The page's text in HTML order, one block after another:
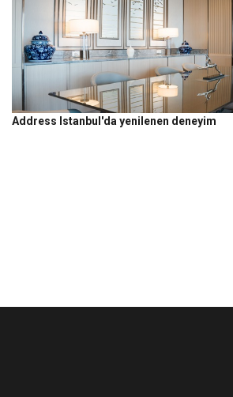
Address Istanbul'da yenilenen deneyim